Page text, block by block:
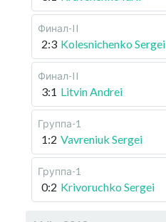
Финал-II
2:3 Kolesnichenko Sergei
Финал-II
3:1 Litvin Andrei
Группа-1
1:2 Vavreniuk Sergei
Группа-1
0:2 Krivoruchko Sergei